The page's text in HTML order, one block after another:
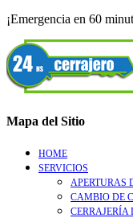
¡Emergencia en 60
Mapa del Sitio
HOME
SERVICIOS
APERTURAS
CAMBIO DE
CERRAJERÍA